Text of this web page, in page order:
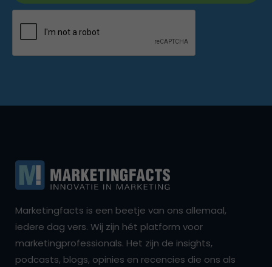
Marketingfacts is een beetje van ons allemaal,
iedere dag vers. Wij zijn hét platform voor
marketingprofessionals. Het zijn de insights,
podcasts, blogs, opinies en recencies die ons als